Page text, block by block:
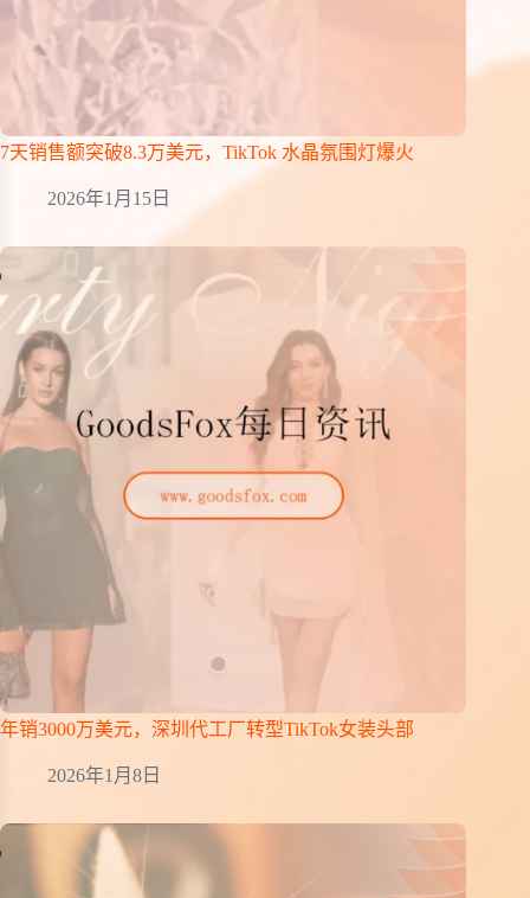
7天销售额突破8.3万美元，TikTok 水晶氛围灯爆火
2026年1月15日
年销3000万美元，深圳代工厂转型TikTok女装头部
2026年1月8日